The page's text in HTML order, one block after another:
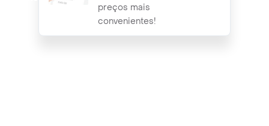
preços mais
convenientes!